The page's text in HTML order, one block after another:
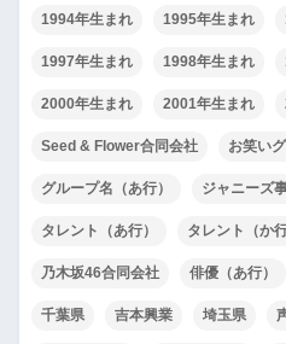
1994年生まれ 1995年生まれ
1997年生まれ 1998年生まれ
2000年生まれ 2001年生まれ
Seed & Flower合同会社 お笑い
グループ名（あ行） ジャニーズ
タレント（あ行） タレント（か行
乃木坂46合同会社 俳優（あ行）
千葉県 吉本興業 埼玉県